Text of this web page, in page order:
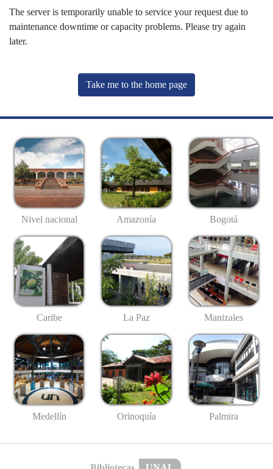
The server is temporarily unable to service your request due to
maintenance downtime or capacity problems. Please try again
later.
Take me to the home page
Nivel nacional Amazonía Bogotá
Caribe La Paz Manizales
Medellín Orinoquía Palmira